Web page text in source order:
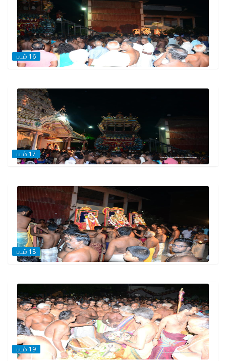
படம் 16
படம் 17
படம் 18
படம் 19